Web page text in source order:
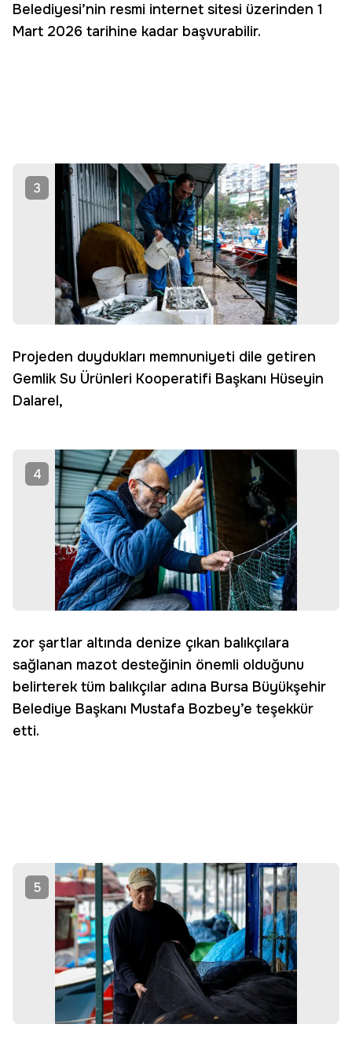
Belediyesi’nin resmi internet sitesi üzerinden 1
Mart 2026 tarihine kadar başvurabilir.
3
Projeden duydukları memnuniyeti dile getiren
Gemlik Su Ürünleri Kooperatifi Başkanı Hüseyin
Dalarel,
4
zor şartlar altında denize çıkan balıkçılara
sağlanan mazot desteğinin önemli olduğunu
belirterek tüm balıkçılar adına Bursa Büyükşehir
Belediye Başkanı Mustafa Bozbey’e teşekkür
etti.
5